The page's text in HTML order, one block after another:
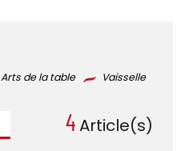
Arts de la table
Vaisselle
4Article(s)